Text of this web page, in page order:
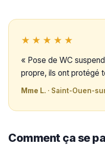
★★★★★
« Pose de WC
propre, ils ont protégé
Mme L. · Saint-Ouen-
Comment ça se